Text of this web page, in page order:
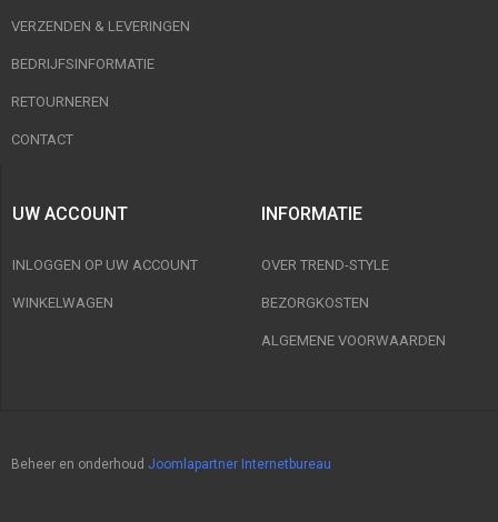
VERZENDEN & LEVERINGEN
BEDRIJFSINFORMATIE
RETOURNEREN
CONTACT
UW ACCOUNT
INLOGGEN OP UW ACCOUNT
WINKELWAGEN
INFORMATIE
OVER TREND-STYLE
BEZORGKOSTEN
ALGEMENE VOORWAARDEN
Beheer en onderhoud Joomlapartner Internetbureau